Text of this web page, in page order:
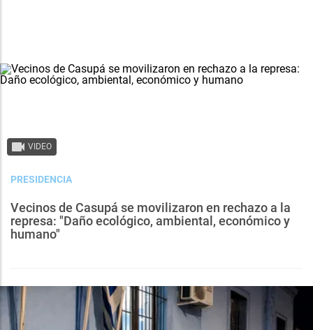
VIDEO
PRESIDENCIA
Vecinos de Casupá se movilizaron en rechazo a la
represa: "Daño ecológico, ambiental, económico y
humano"